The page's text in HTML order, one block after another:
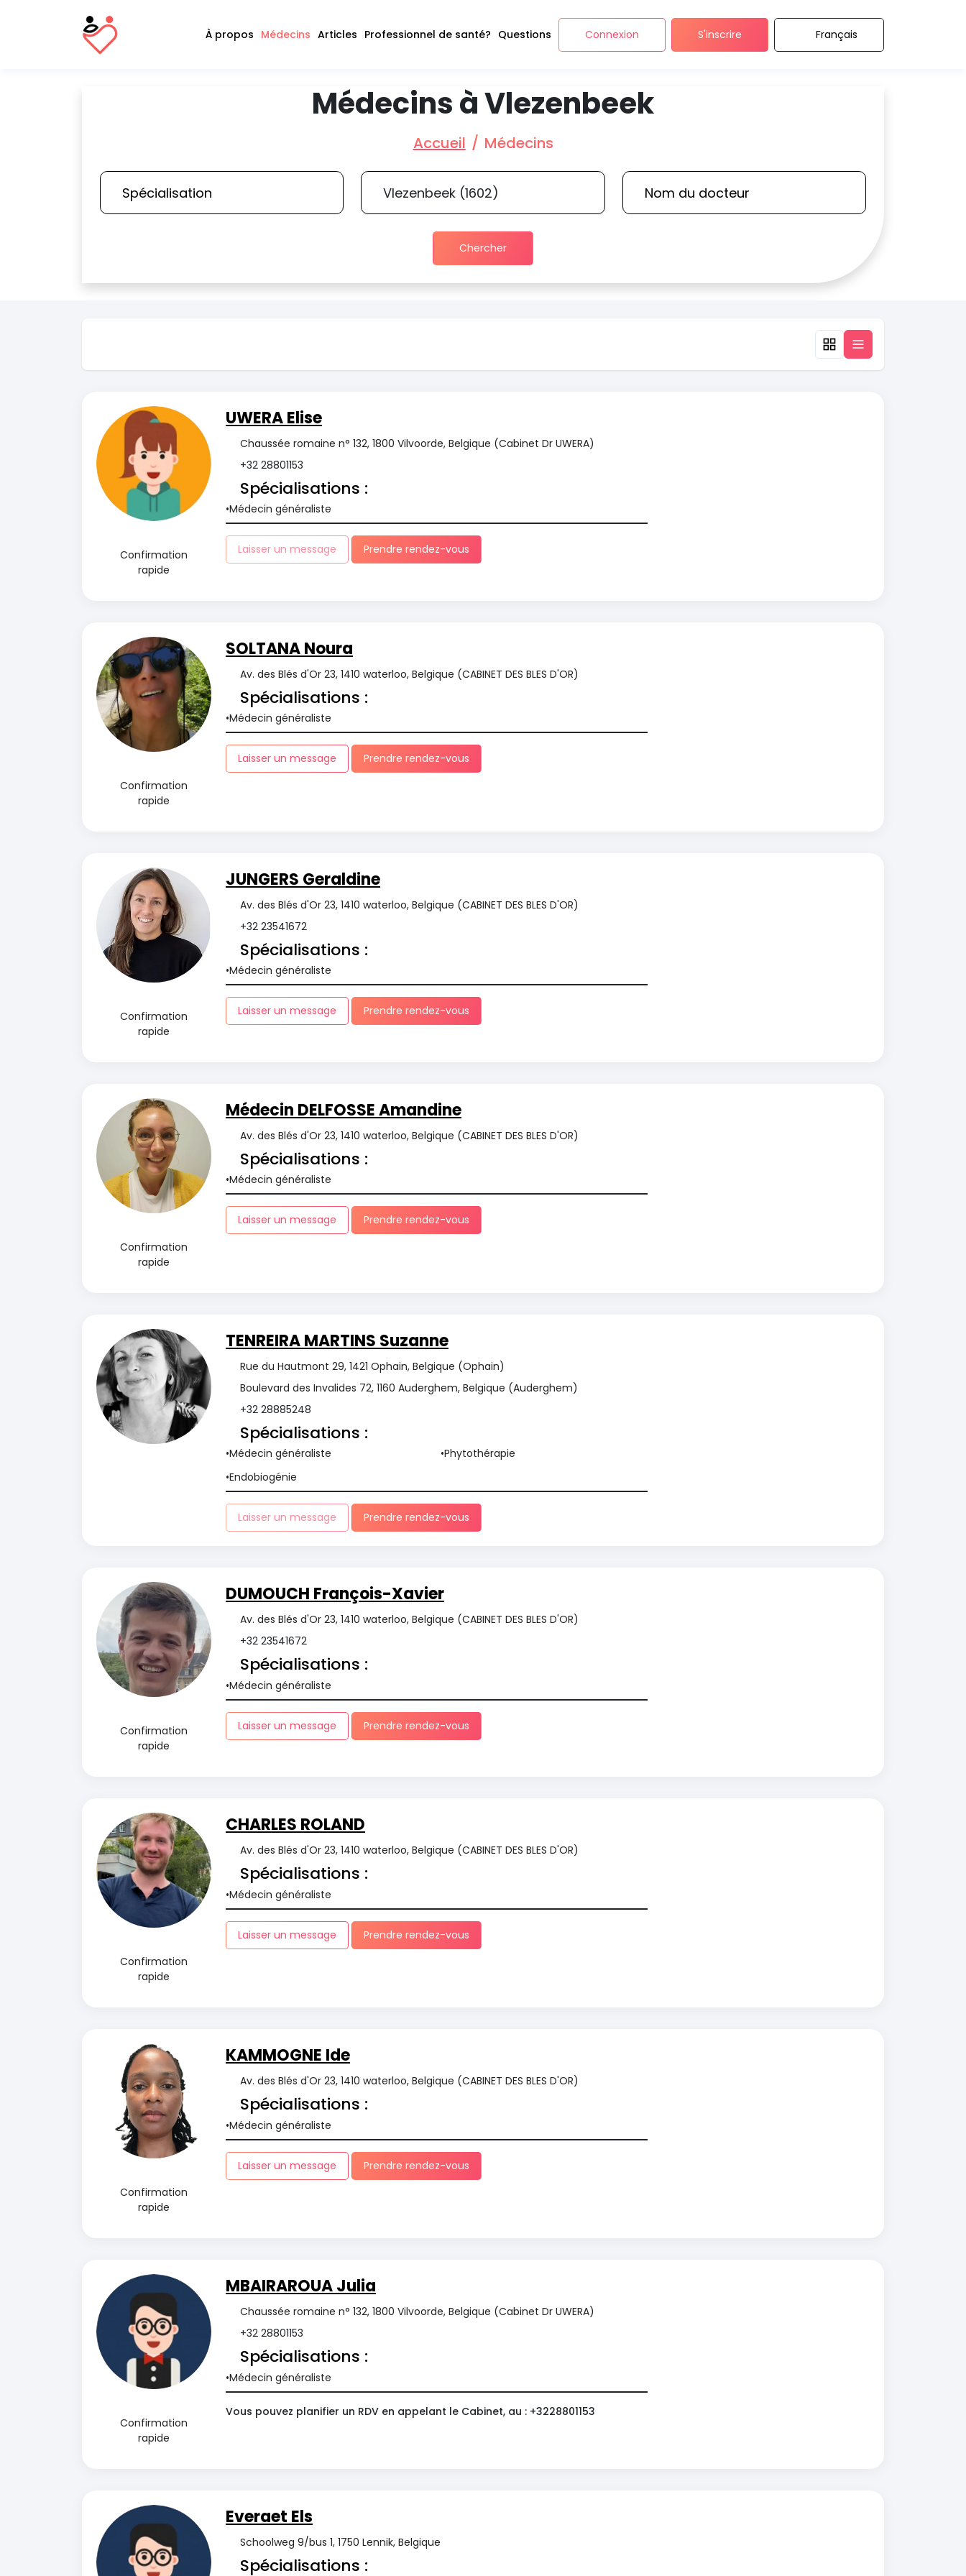
À propos Médecins Articles Professionnel de santé? Questions Connexion S'inscrire Français
Médecins à Vlezenbeek
Accueil Médecins
Chercher
Confirmation
rapide
UWERA Elise
Chaussée romaine n° 132, 1800 Vilvoorde, Belgique (Cabinet Dr UWERA)
+32 28801153
Spécialisations :
Médecin généraliste
Laisser un message Prendre rendez-vous
Confirmation
rapide
SOLTANA Noura
Av. des Blés d'Or 23, 1410 waterloo, Belgique (CABINET DES BLES D'OR)
Spécialisations :
Médecin généraliste
Laisser un message Prendre rendez-vous
Confirmation
rapide
JUNGERS Geraldine
Av. des Blés d'Or 23, 1410 waterloo, Belgique (CABINET DES BLES D'OR)
+32 23541672
Spécialisations :
Médecin généraliste
Laisser un message Prendre rendez-vous
Confirmation
rapide
Médecin DELFOSSE Amandine
Av. des Blés d'Or 23, 1410 waterloo, Belgique (CABINET DES BLES D'OR)
Spécialisations :
Médecin généraliste
Laisser un message Prendre rendez-vous
TENREIRA MARTINS Suzanne
Rue du Hautmont 29, 1421 Ophain, Belgique (Ophain)
Boulevard des Invalides 72, 1160 Auderghem, Belgique (Auderghem)
+32 28885248
Spécialisations :
Médecin généraliste
Phytothérapie
Endobiogénie
Laisser un message Prendre rendez-vous
Confirmation
rapide
DUMOUCH François-Xavier
Av. des Blés d'Or 23, 1410 waterloo, Belgique (CABINET DES BLES D'OR)
+32 23541672
Spécialisations :
Médecin généraliste
Laisser un message Prendre rendez-vous
Confirmation
rapide
CHARLES ROLAND
Av. des Blés d'Or 23, 1410 waterloo, Belgique (CABINET DES BLES D'OR)
Spécialisations :
Médecin généraliste
Laisser un message Prendre rendez-vous
Confirmation
rapide
KAMMOGNE Ide
Av. des Blés d'Or 23, 1410 waterloo, Belgique (CABINET DES BLES D'OR)
Spécialisations :
Médecin généraliste
Laisser un message Prendre rendez-vous
Confirmation
rapide
MBAIRAROUA Julia
Chaussée romaine n° 132, 1800 Vilvoorde, Belgique (Cabinet Dr UWERA)
+32 28801153
Spécialisations :
Médecin généraliste
Vous pouvez planifier un RDV en appelant le Cabinet, au : +3228801153
Everaet Els
Schoolweg 9/bus 1, 1750 Lennik, Belgique
Spécialisations :